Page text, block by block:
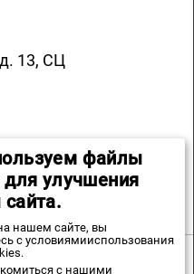
13, СЦ
цены не являются
файлы
для улучшения
нашем сайте, вы
с условиямииспользования
с нашими